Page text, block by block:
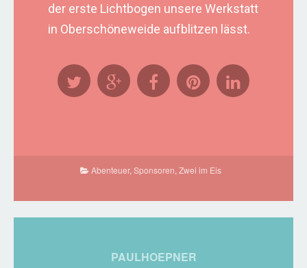
der erste Lichtbogen unsere Werkstatt
in Oberschöneweide aufblitzen lässt.
Abenteuer, Sponsoren, Zwei im Eis
PAULHOEPNER